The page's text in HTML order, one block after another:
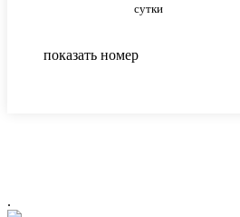
сутки
показать номер
.